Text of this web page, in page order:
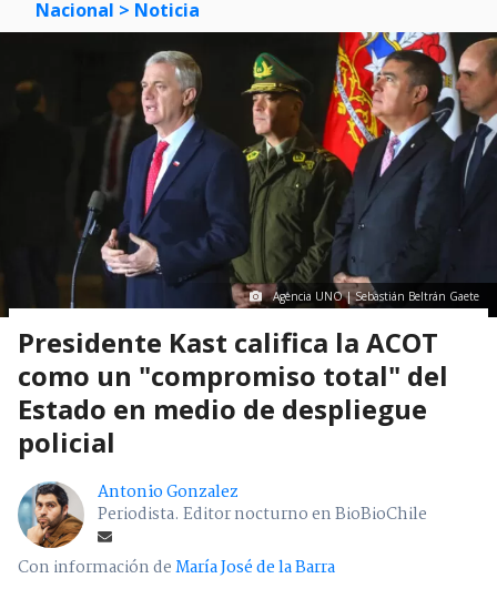
Nacional > Noticia
Agencia UNO | Sebastián Beltrán Gaete
Presidente Kast califica la ACOT
como un "compromiso total" del
Estado en medio de despliegue
policial
Antonio Gonzalez
Periodista. Editor nocturno en BioBioChile
Con información deMaría José de la Barra